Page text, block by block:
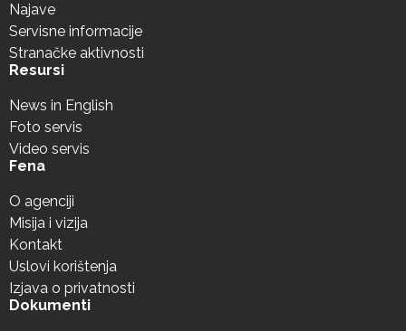
Najave
Servisne informacije
Stranačke aktivnosti
Resursi
News in English
Foto servis
Video servis
Fena
O agenciji
Misija i vizija
Kontakt
Uslovi korištenja
Izjava o privatnosti
Dokumenti